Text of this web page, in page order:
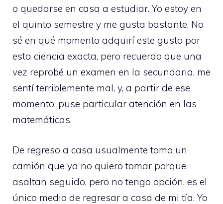
o quedarse en casa a estudiar. Yo estoy en
el quinto semestre y me gusta bastante. No
sé en qué momento adquirí este gusto por
esta ciencia exacta, pero recuerdo que una
vez reprobé un examen en la secundaria, me
sentí terriblemente mal, y, a partir de ese
momento, puse particular atención en las
matemáticas.
De regreso a casa usualmente tomo un
camión que ya no quiero tomar porque
asaltan seguido, pero no tengo opción, es el
único medio de regresar a casa de mi tía. Yo